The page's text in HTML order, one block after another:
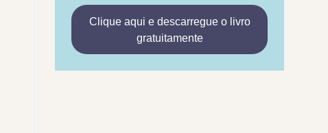
Clique aqui e descarregue o livro
gratuitamente